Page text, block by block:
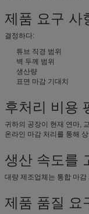
제품 요구 사
결정하다:
튜브 직경 범위
벽 두께 범위
생산량
표면 마감 기대치
후처리 비용
귀하의 공장이 현재 연마,
온라인 마감 처리를 통해
생산 속도를
대량 제조업체는 통합 마
제품 품질 요